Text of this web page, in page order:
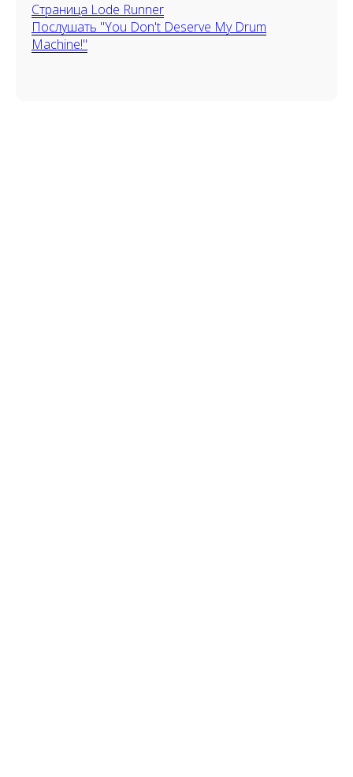
Страница Lode Runner
Послушать "You Don't Deserve My Drum
Machine!"